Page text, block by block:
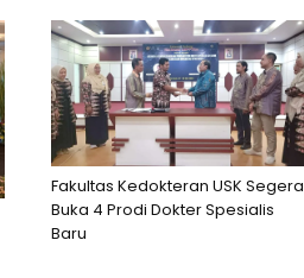
Fakultas Kedokteran USK Segera
Buka 4 Prodi Dokter Spesialis
Baru